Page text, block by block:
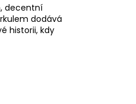
decentní
dodává
historii, kdy